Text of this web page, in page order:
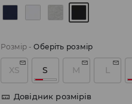
Розмір-Оберіть розмір
XS S M L
Довідник розмірів